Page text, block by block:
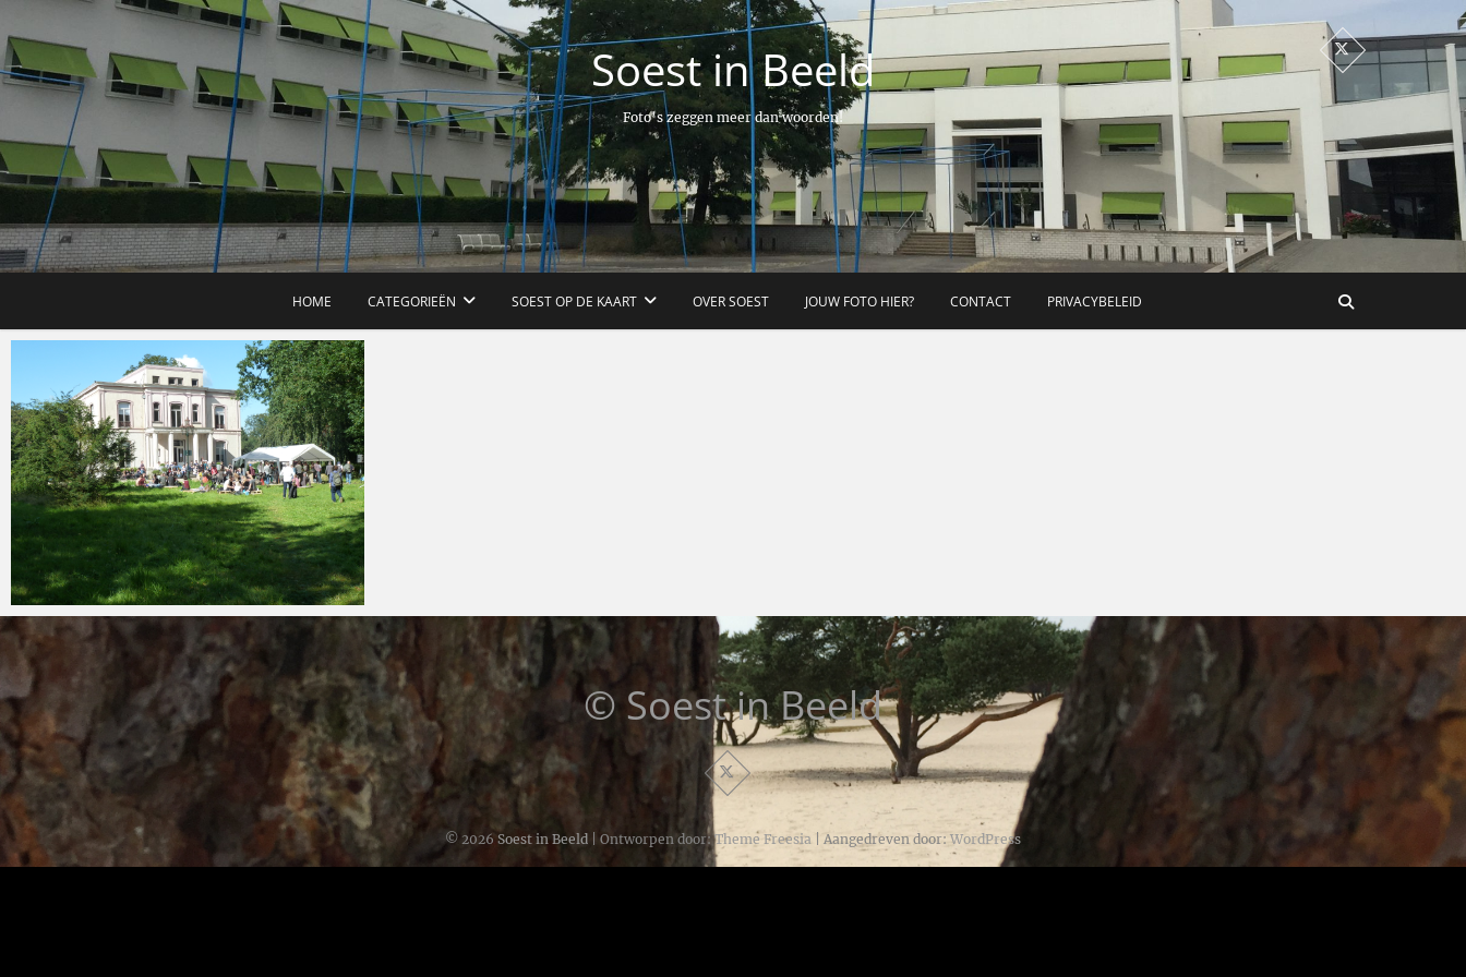
naar
de
inhoud
Soest in Beeld
Foto’s zeggen meer dan woorden!
HOME CATEGORIEËN SOEST OP DE KAART OVER SOEST JOUW FOTO HIER? CONTACT PRIVACYBELEID
© Soest in Beeld
© 2026 Soest in Beeld | Ontworpen door:Theme Freesia | Aangedreven door: WordPress